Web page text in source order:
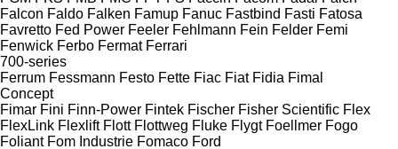
Falcon Faldo Falken Famup Fanuc Fastbind Fasti Fatosa
Favretto Fed Power Feeler Fehlmann Fein Felder Femi
Fenwick Ferbo Fermat Ferrari
700-series
Ferrum Fessmann Festo Fette Fiac Fiat Fidia Fimal
Concept
Fimar Fini Finn-Power Fintek Fischer Fisher Scientific Flex
FlexLink Flexlift Flott Flottweg Fluke Flygt Foellmer Fogo
Foliant Fom Industrie Fomaco Ford